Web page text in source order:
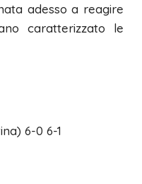
adesso a reagire
caratterizzato le
6-0 6-1